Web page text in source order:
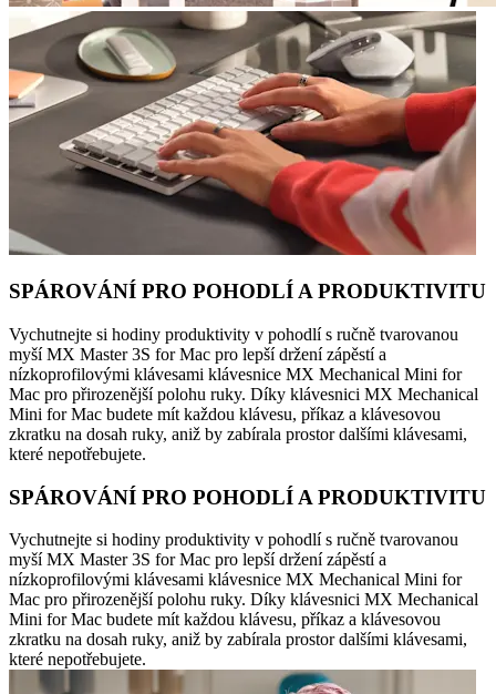
SPÁROVÁNÍ PRO POHODLÍ A PRODUKTIVITU
Vychutnejte si hodiny produktivity v pohodlí s ručně tvarovanou
myší MX Master 3S for Mac pro lepší držení zápěstí a
nízkoprofilovými klávesami klávesnice MX Mechanical Mini for
Mac pro přirozenější polohu ruky. Díky klávesnici MX Mechanical
Mini for Mac budete mít každou klávesu, příkaz a klávesovou
zkratku na dosah ruky, aniž by zabírala prostor dalšími klávesami,
které nepotřebujete.
SPÁROVÁNÍ PRO POHODLÍ A PRODUKTIVITU
Vychutnejte si hodiny produktivity v pohodlí s ručně tvarovanou
myší MX Master 3S for Mac pro lepší držení zápěstí a
nízkoprofilovými klávesami klávesnice MX Mechanical Mini for
Mac pro přirozenější polohu ruky. Díky klávesnici MX Mechanical
Mini for Mac budete mít každou klávesu, příkaz a klávesovou
zkratku na dosah ruky, aniž by zabírala prostor dalšími klávesami,
které nepotřebujete.